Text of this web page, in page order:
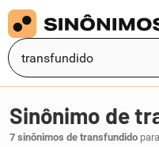
Sinônimo de
7 sinônimos de transfundido